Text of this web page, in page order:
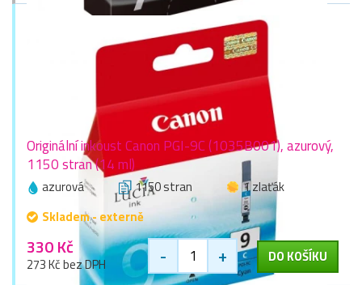
Originální inkoust Canon PGI-9C (1035B001), azurový,
1150 stran (14 ml)
azurová 1150 stran
1 zlaťák
Skladem - externě
330 Kč
273 Kč bez DPH - + DO KOŠÍKU